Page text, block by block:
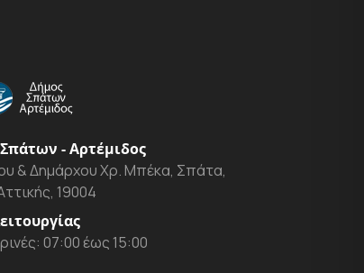
- Αρτέμιδος
& Δημάρχου Χρ. Μπέκα, Σπάτα,
19004
07:00 έως 15:00